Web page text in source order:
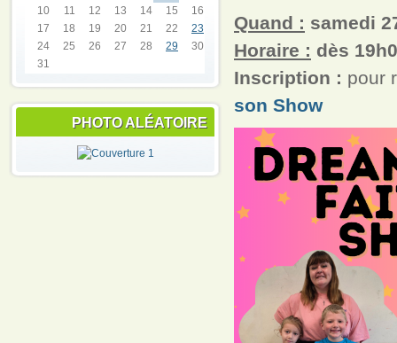
10
11 12 13 14 15
16
17
18 19 20 21 22
23
24
25 26 27 28 29
30
31
PHOTO ALÉATOIRE
Quand : samedi
Horaire : dès
Inscription : pour
son Show